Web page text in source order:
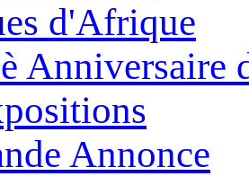
d'Afrique
Anniversaire
Annonce